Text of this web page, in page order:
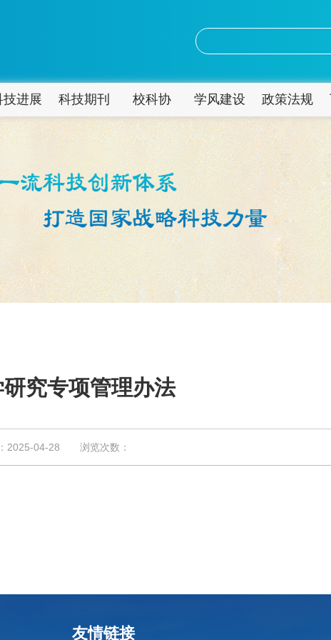
技进展 科技期刊 校科协 学风建设 政策法规
究专项管理办法
04-28 浏览次数：
友情链接